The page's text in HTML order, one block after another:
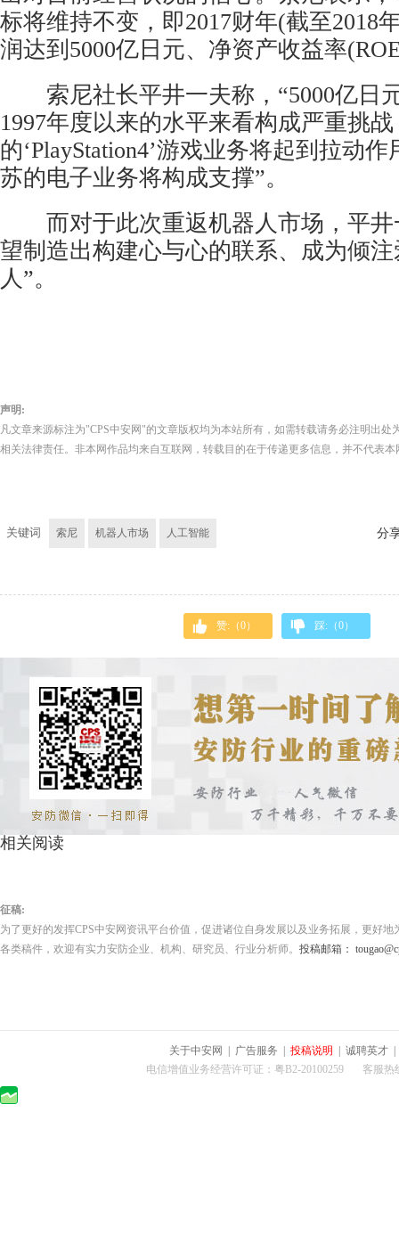
标将维持不变，即2017财年(截至2018
润达到5000亿日元、净资产收益率
索尼社长平井一夫称，“5000亿日
1997年度以来的水平来看构成严重挑
的‘PlayStation4’游戏业务将起到拉动
苏的电子业务将构成支撑”。
而对于此次重返机器人市场，平井
望制造出构建心与心的联系、成为倾
人”。
声明:
凡文章来源标注为"CPS中安网"的文章版权均为本站所有，如需转载请务必注明出处
相关法律责任。非本网作品均来自互联网，转载目的在于传递更多信息，并不代表
关键词 索尼 机器人市场 人工智能 分
赞:（0） 踩:（0）
相关阅读
征稿:
为了更好的发挥CPS中安网资讯平台价值，促进诸位自身发展以及业务拓展，更好
各类稿件，欢迎有实力安防企业、机构、研究员、行业分析师。 投稿邮箱：
关于中安网 广告服务 投稿说明 诚聘英才
电信增值业务经营许可证：粤B2-20100259 客服